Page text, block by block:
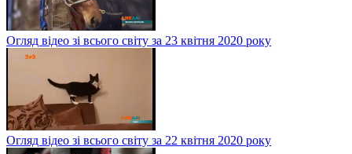
Огляд відео зі всього світу за 23 квітня 2020 року
Огляд відео зі всього світу за 22 квітня 2020 року